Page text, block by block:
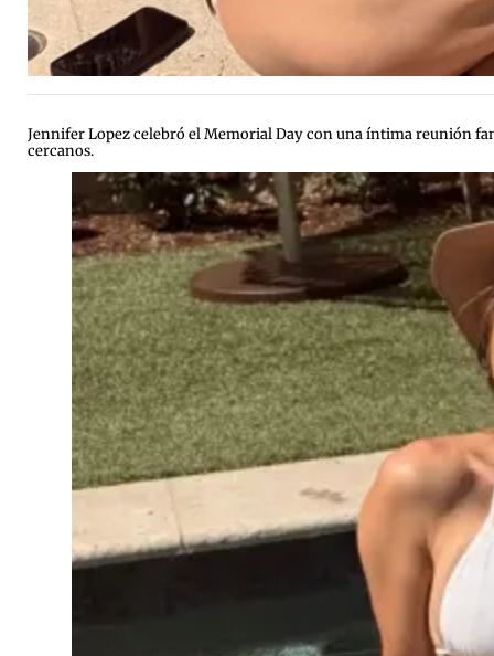
Jennifer Lopez celebró el Memorial Day con una íntima reunión
cercanos.